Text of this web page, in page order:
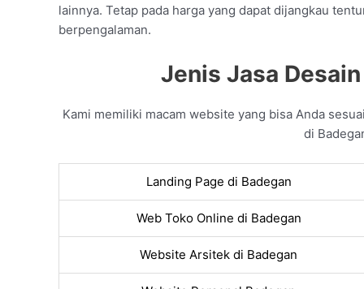
lainnya. Tetap pada harga yang dapat dijangkau
berpengalaman.
Jenis Jasa
Kami memiliki macam website yang bisa Anda
di
Landing Page di Badegan
Web Toko Online di Badegan
Website Arsitek di Badegan